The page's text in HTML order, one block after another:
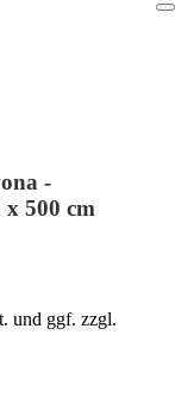
-
500 cm
und ggf. zzgl.